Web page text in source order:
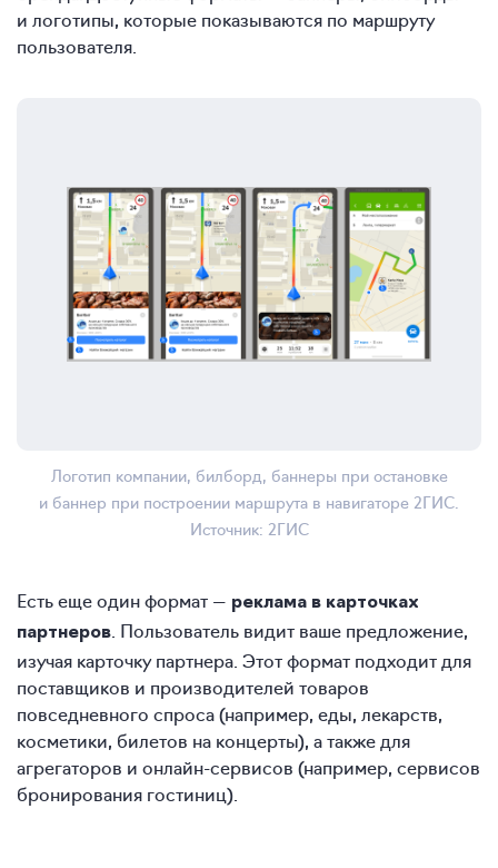
и логотипы, которые показываются по маршруту
пользователя.
Логотип компании, билборд, баннеры при остановке
и баннер при построении маршрута в навигаторе 2ГИС.
Источник: 2ГИС
Есть еще один формат — реклама в карточках
партнеров . Пользователь видит ваше предложение,
изучая карточку партнера. Этот формат подходит для
поставщиков и производителей товаров
повседневного спроса (например, еды, лекарств,
косметики, билетов на концерты), а также для
агрегаторов и онлайн-сервисов (например, сервисов
бронирования гостиниц).